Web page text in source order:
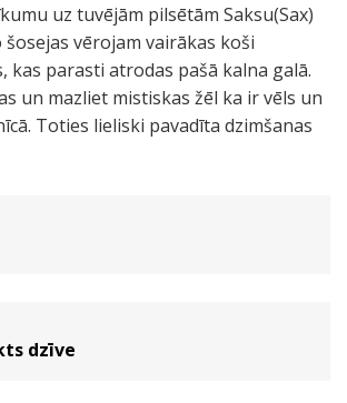
uz tuvējām pilsētām Saksu(Sax)
vērojam vairākas koši
kas parasti atrodas pašā kalna galā.
un mazliet mistiskas žēl ka ir vēls un
Toties lieliski pavadīta dzimšanas
dzīve